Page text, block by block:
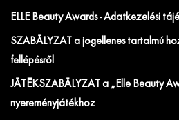
ELLE Beauty Awards - Adatkezelési
SZABÁLYZAT a jogellenes tartalmú
fellépésről
JÁTÉKSZABÁLYZAT a „Elle Beauty
nyereményjátékhoz